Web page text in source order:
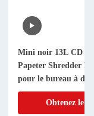
Mini noir 13L CD
Papeter Shredder
pour le bureau à
Obtenez le